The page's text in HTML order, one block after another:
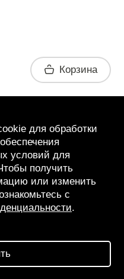
Корзина
для обработки
условий для
получить
или изменить
с
.